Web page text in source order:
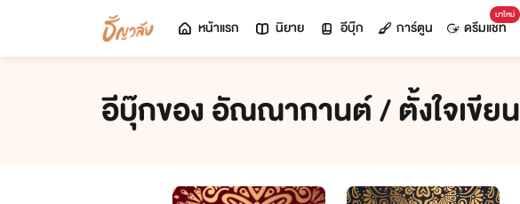
หน้าแรก นิยาย อีบุ๊ก การ์ตูน
มาใหม่
ดรีมแชท
อีบุ๊กของ อัณณากานต์ / ตั้งใจเขียน